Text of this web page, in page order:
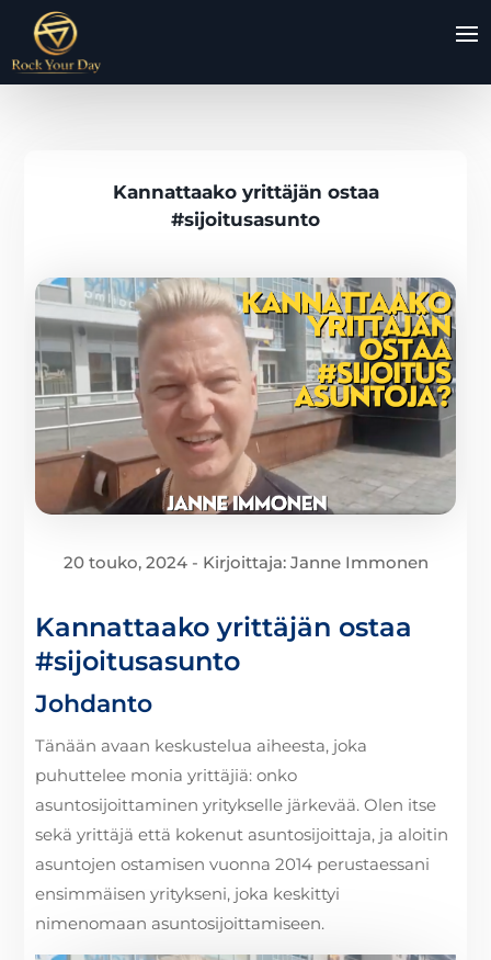
Kannattaako yrittäjän ostaa
#sijoitusasunto
20 touko, 2024 - Kirjoittaja: Janne Immonen
Kannattaako yrittäjän ostaa
#sijoitusasunto
Johdanto
Tänään avaan keskustelua aiheesta, joka
puhuttelee monia yrittäjiä: onko
asuntosijoittaminen yritykselle järkevää. Olen itse
sekä yrittäjä että kokenut asuntosijoittaja, ja aloitin
asuntojen ostamisen vuonna 2014 perustaessani
ensimmäisen yritykseni, joka keskittyi
nimenomaan asuntosijoittamiseen.